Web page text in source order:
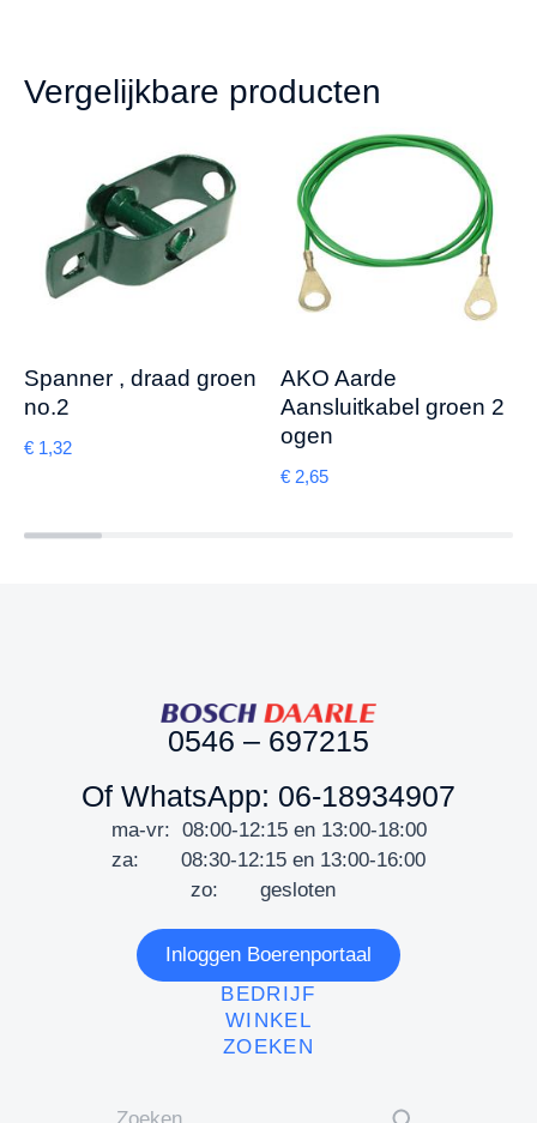
Vergelijkbare producten
Spanner , draad groen
no.2
€ 1,32
AKO Aarde
Aansluitkabel groen 2
ogen
€ 2,65
0546 – 697215
Of WhatsApp: 06-18934907
ma-vr: 08:00-12:15 en 13:00-18:00
za: 08:30-12:15 en 13:00-16:00
zo: gesloten
Inloggen Boerenportaal
BEDRIJF
WINKEL
ZOEKEN